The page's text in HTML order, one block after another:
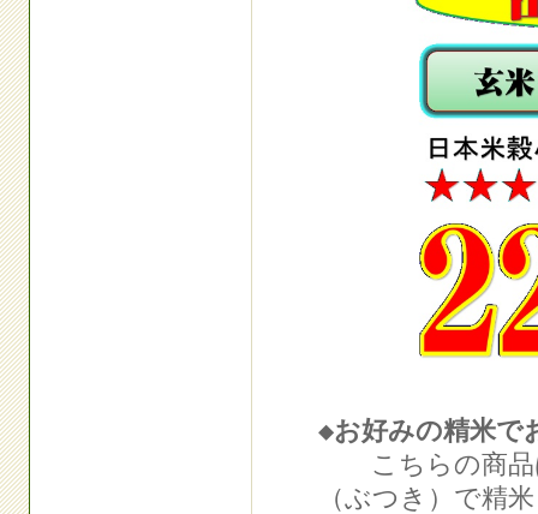
◆お好みの精米で
こちらの商品
（ぶつき）で精